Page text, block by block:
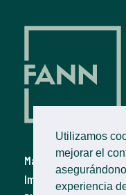
Utilizamos
mejorar el
experiencia
Marcos online
Imprimir fotos